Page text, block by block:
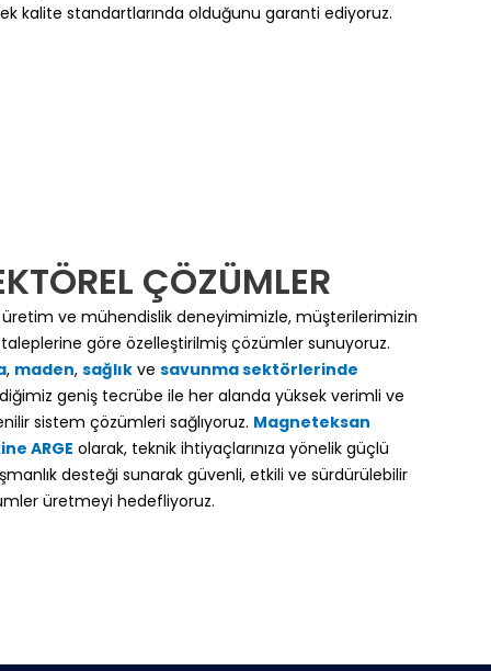
kalite standartlarında olduğunu garanti ediyoruz.
ÇÖZÜMLER
üretim ve mühendislik deneyimimizle, müşterilerimizin
göre özelleştirilmiş çözümler sunuyoruz.
, maden, sağlıkve savunma sektörlerinde
geniş tecrübe ile her alanda yüksek verimli ve
sistem çözümleri sağlıyoruz. Magneteksan
ARGE olarak, teknik ihtiyaçlarınıza yönelik güçlü
desteği sunarak güvenli, etkili ve sürdürülebilir
üretmeyi hedefliyoruz.